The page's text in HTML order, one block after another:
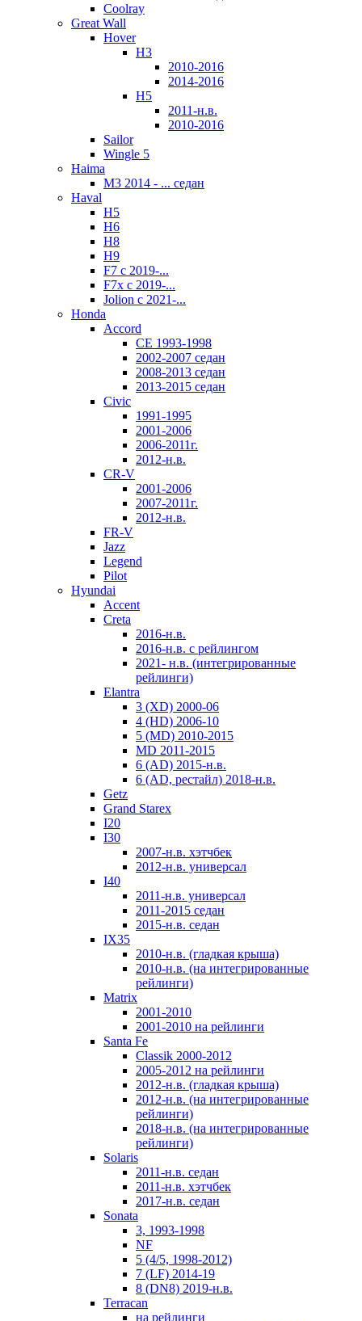
Coolray
Great Wall
Hover
H3
2010-2016
2014-2016
H5
2011-н.в.
2010-2016
Sailor
Wingle 5
Haima
M3 2014 - ... седан
Haval
H5
Н6
H8
H9
F7 с 2019-...
F7x с 2019-...
Jolion с 2021-...
Honda
Accord
CE 1993-1998
2002-2007 седан
2008-2013 седан
2013-2015 седан
Civic
1991-1995
2001-2006
2006-2011г.
2012-н.в.
CR-V
2001-2006
2007-2011г.
2012-н.в.
FR-V
Jazz
Legend
Pilot
Hyundai
Accent
Creta
2016-н.в.
2016-н.в. с рейлингом
2021- н.в. (интегрированные
рейлинги)
Elantra
3 (XD) 2000-06
4 (HD) 2006-10
5 (MD) 2010-2015
MD 2011-2015
6 (AD) 2015-н.в.
6 (AD, рестайл) 2018-н.в.
Getz
Grand Starex
I20
I30
2007-н.в. хэтчбек
2012-н.в. универсал
I40
2011-н.в. универсал
2011-2015 седан
2015-н.в. седан
IX35
2010-н.в. (гладкая крыша)
2010-н.в. (на интегрированные
рейлинги)
Matrix
2001-2010
2001-2010 на рейлинги
Santa Fe
Classik 2000-2012
2005-2012 на рейлинги
2012-н.в. (гладкая крыша)
2012-н.в. (на интегрированные
рейлинги)
2018-н.в. (на интегрированные
рейлинги)
Solaris
2011-н.в. седан
2011-н.в. хэтчбек
2017-н.в. седан
Sonata
3, 1993-1998
NF
5 (4/5, 1998-2012)
7 (LF) 2014-19
8 (DN8) 2019-н.в.
Terracan
на рейлинги